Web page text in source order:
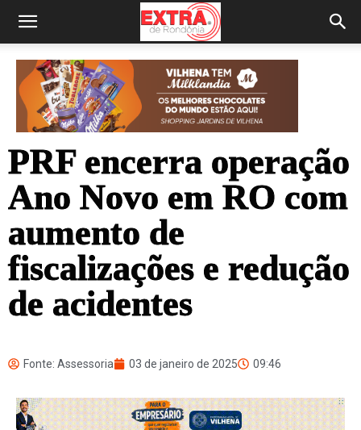
PRF encerra operação
Ano Novo em RO com
aumento de
fiscalizações e redução
de acidentes
Fonte: Assessoria 03 de janeiro de 2025 09:46